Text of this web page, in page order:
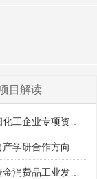
化创新的核心价
应用于产品、系
睐外观加实用新
高会被扣分。部
计类实用新型或
体现设计创新能
目解读
、条件要求、资助奖励
申报时间、条件要求
”时间、条件要求、补助奖励